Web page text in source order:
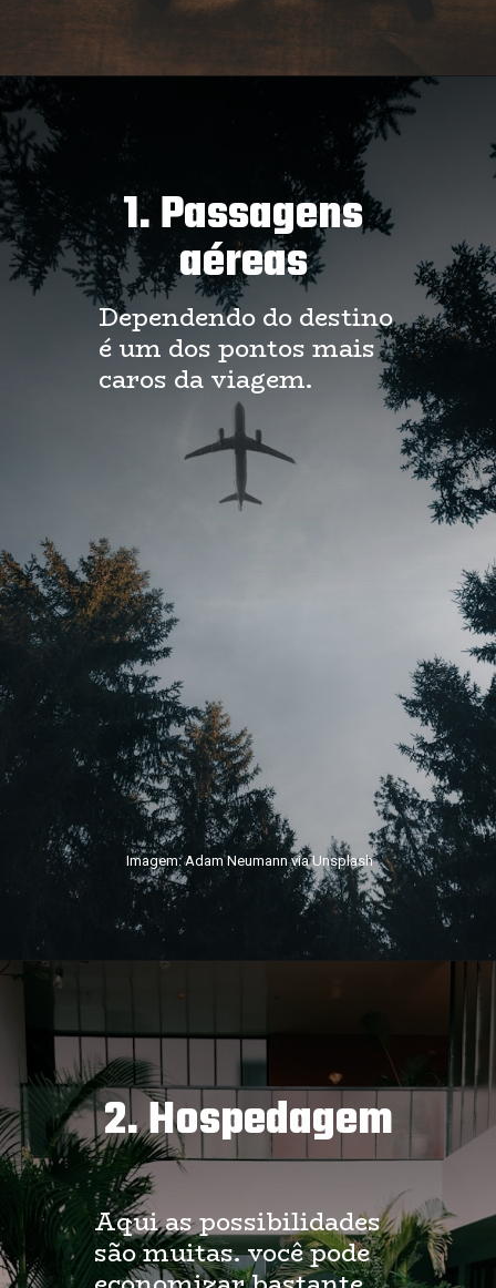
1. Passagens
aéreas
Imagem: Adam Neumann via Unsplash
Dependendo do destino
é um dos pontos mais
caros da viagem.
2. Hospedagem
Aqui as possibilidades
são muitas. você pode